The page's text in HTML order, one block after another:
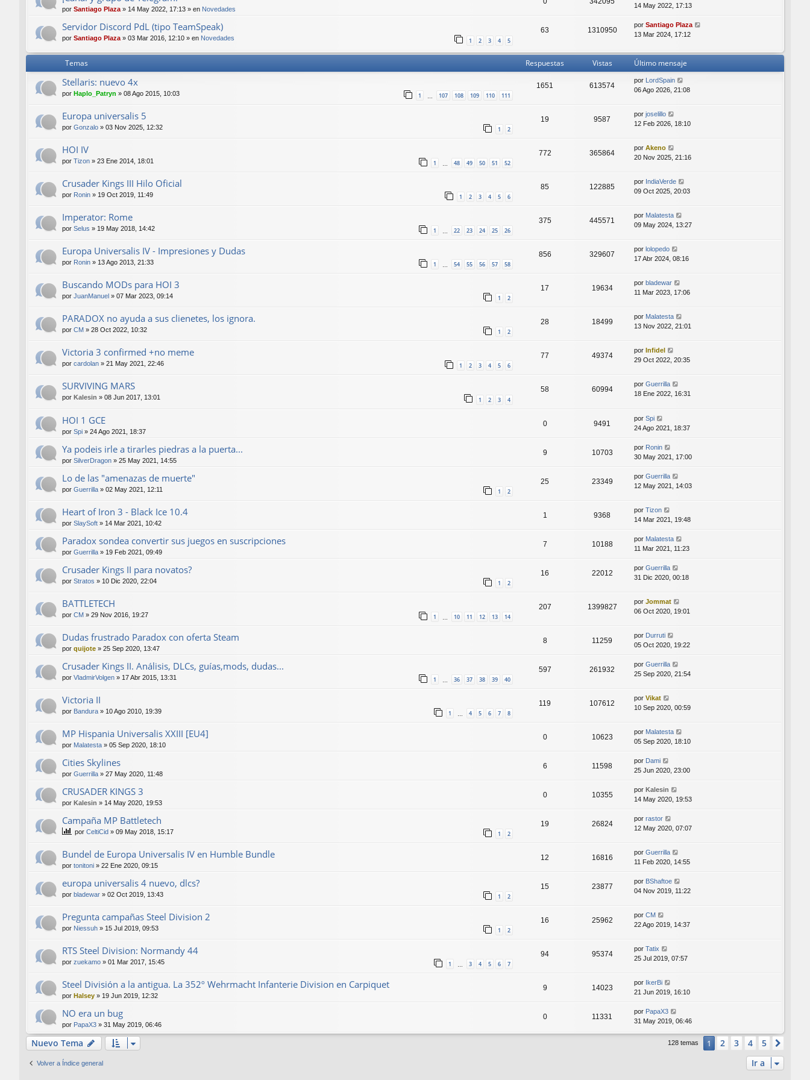
por Santiago Plaza» 14 May 2022, 17:13 » en Novedades
14 May 2022, 17:13
Servidor Discord PdL (tipo TeamSpeak)
por Santiago Plaza» 03 Mar 2016, 12:10 » en Novedades 1 2 3 4 5
63 1310950
por Santiago Plaza
13 Mar 2024, 17:12
Temas Respuestas Vistas Último mensaje
Stellaris: nuevo 4x
por Haplo_Patryn » 08 Ago 2015, 10:03 1 107 108 109 110 111
1651 613574
por LordSpain
06 Ago 2026, 21:08
Europa universalis 5
por Gonzalo » 03 Nov 2025, 12:32 1 2
19 9587
por joselillo
12 Feb 2026, 18:10
HOI IV
por Tizon » 23 Ene 2014, 18:01 1 48 49 50 51 52
772 365864
por Akeno
20 Nov 2025, 21:16
Crusader Kings III Hilo Oficial
por Ronin » 19 Oct 2019, 11:49 1 2 3 4 5 6
85 122885
por IndiaVerde
09 Oct 2025, 20:03
Imperator: Rome
por Selus » 19 May 2018, 14:42 1 … 22 23 24 25 26
375 445571
por Malatesta
09 May 2024, 13:27
Europa Universalis IV - Impresiones y Dudas
por Ronin » 13 Ago 2013, 21:33 1 … 54 55 56 57 58
856 329607
por lolopedo
17 Abr 2024, 08:16
Buscando MODs para HOI 3
por JuanManuel » 07 Mar 2023, 09:14 1 2
17 19634
por bladewar
11 Mar 2023, 17:06
PARADOX no ayuda a sus clienetes, los ignora.
por CM » 28 Oct 2022, 10:32 1 2
28 18499
por Malatesta
13 Nov 2022, 21:01
Victoria 3 confirmed +no meme
por cardolan » 21 May 2021, 22:46 1 2 3 4 5 6
77 49374
por Infidel
29 Oct 2022, 20:35
SURVIVING MARS
por Kalesin » 08 Jun 2017, 13:01 1 2 3 4
58 60994
por Guerrilla
18 Ene 2022, 16:31
HOI 1 GCE
por Spi » 24 Ago 2021, 18:37
0 9491
por Spi
24 Ago 2021, 18:37
Ya podeis irle a tirarles piedras a la puerta...
por SilverDragon » 25 May 2021, 14:55
9 10703
por Ronin
30 May 2021, 17:00
Lo de las "amenazas de muerte"
por Guerrilla » 02 May 2021, 12:11 1 2
25 23349
por Guerrilla
12 May 2021, 14:03
Heart of Iron 3 - Black Ice 10.4
por SlaySoft » 14 Mar 2021, 10:42
1 9368
por Tizon
14 Mar 2021, 19:48
Paradox sondea convertir sus juegos en suscripciones
por Guerrilla » 19 Feb 2021, 09:49
7 10188
por Malatesta
11 Mar 2021, 11:23
Crusader Kings II para novatos?
por Stratos » 10 Dic 2020, 22:04 1 2
16 22012
por Guerrilla
31 Dic 2020, 00:18
BATTLETECH
por CM » 29 Nov 2016, 19:27 1 10 11 12 13 14
207 1399827
por Jommat
06 Oct 2020, 19:01
Dudas frustrado Paradox con oferta Steam
por quijote » 25 Sep 2020, 13:47
8 11259
por Durruti
05 Oct 2020, 19:22
Crusader Kings II. Análisis, DLCs, guías,mods, dudas...
por VladmirVolgen » 17 Abr 2015, 13:31 1 36 37 38 39 40
597 261932
por Guerrilla
25 Sep 2020, 21:54
Victoria II
por Bandura » 10 Ago 2010, 19:39 1 4 5 6 7 8
119 107612
por Vikat
10 Sep 2020, 00:59
MP Hispania Universalis XXIII [EU4]
por Malatesta » 05 Sep 2020, 18:10
0 10623
por Malatesta
05 Sep 2020, 18:10
Cities Skylines
por Guerrilla » 27 May 2020, 11:48
6 11598
por Dami
25 Jun 2020, 23:00
CRUSADER KINGS 3
por Kalesin » 14 May 2020, 19:53
0 10355
por Kalesin
14 May 2020, 19:53
Campaña MP Battletech
por CeltiCid » 09 May 2018, 15:17 1 2
19 26824
por rastor
12 May 2020, 07:07
Bundel de Europa Universalis IV en Humble Bundle
por tonitoni » 22 Ene 2020, 09:15
12 16816
por Guerrilla
11 Feb 2020, 14:55
europa universalis 4 nuevo, dlcs?
por bladewar » 02 Oct 2019, 13:43 1 2
15 23877
por BShaftoe
04 Nov 2019, 11:22
Pregunta campañas Steel Division 2
por Niessuh » 15 Jul 2019, 09:53 1 2
16 25962
por CM
22 Ago 2019, 14:37
RTS Steel Division: Normandy 44
por zuekamo » 01 Mar 2017, 15:45 1 … 3 4 5 6 7
94 95374
por Tatix
25 Jul 2019, 07:57
Steel División a la antigua. La 352º Wehrmacht Infanterie Division en Carpiquet
por Halsey » 19 Jun 2019, 12:32
9 14023
por IkerBi
21 Jun 2019, 16:10
NO era un bug
por PapaX3 » 31 May 2019, 06:46
0 11331
por PapaX3
31 May 2019, 06:46
Nuevo Tema 128 temas 1 2 3 4 5
Volver a Índice general Ir a